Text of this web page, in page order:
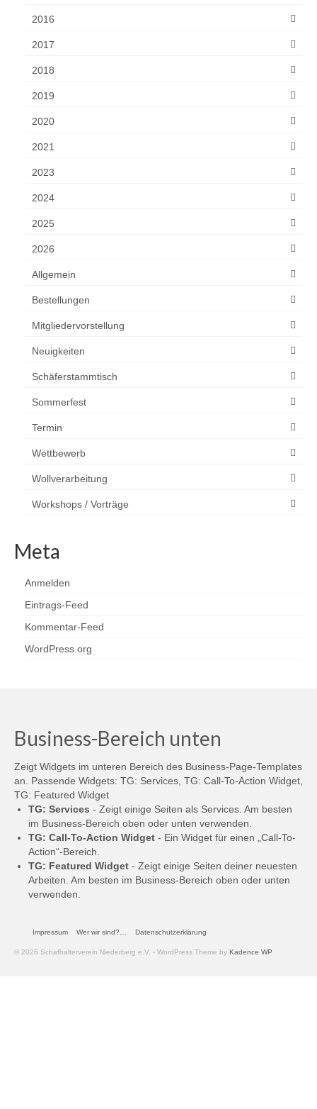
2016
2017
2018
2019
2020
2021
2023
2024
2025
2026
Allgemein
Bestellungen
Mitgliedervorstellung
Neuigkeiten
Schäferstammtisch
Sommerfest
Termin
Wettbewerb
Wollverarbeitung
Workshops / Vorträge
Meta
Anmelden
Eintrags-Feed
Kommentar-Feed
WordPress.org
Business-Bereich unten
Zeigt Widgets im unteren Bereich des Business-Page-Templates
an. Passende Widgets: TG: Services, TG: Call-To-Action Widget,
TG: Featured Widget
TG: Services - Zeigt einige Seiten als Services. Am besten
im Business-Bereich oben oder unten verwenden.
TG: Call-To-Action Widget - Ein Widget für einen „Call-To-
Action“-Bereich.
TG: Featured Widget - Zeigt einige Seiten deiner neuesten
Arbeiten. Am besten im Business-Bereich oben oder unten
verwenden.
Impressum Wer wir sind?… Datenschutzerklärung
© 2026 Schafhalterverein Niederberg e.V. - WordPress Theme by Kadence WP